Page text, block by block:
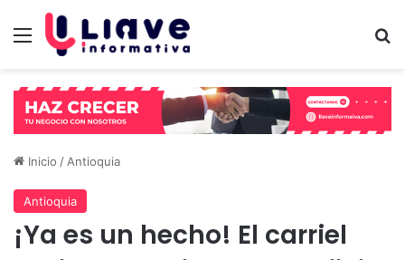
Menú
Inicio / Antioquia
Antioquia
¡Ya es un hecho! El carriel